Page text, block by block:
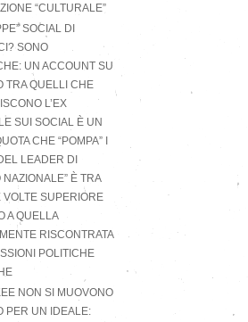
“CULTURALE”
SOCIAL DI
SONO
UN ACCOUNT SU
TRA QUELLI CHE
L’EX
SUI SOCIAL È UN
CHE “POMPA” I
LEADER DI
NAZIONALE” È TRA
VOLTE SUPERIORE
A QUELLA
RISCONTRATA
POLITICHE
NON SI MUOVONO
PER UN IDEALE: